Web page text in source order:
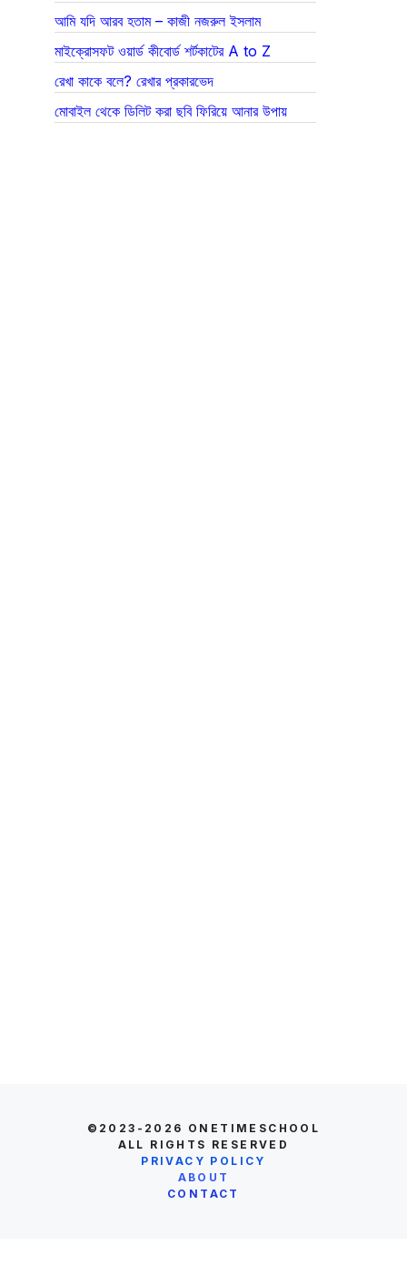
আমি যদি আরব হতাম – কাজী নজরুল ইসলাম
মাইক্রোসফট ওয়ার্ড কীবোর্ড শর্টকাটের A to Z
রেখা কাকে বলে? রেখার প্রকারভেদ
মোবাইল থেকে ডিলিট করা ছবি ফিরিয়ে আনার উপায়
©2023-2026 ONETIMESCHOOL
ALL RIGHTS RESERVED
PRIVACY POLICY
ABOUT
CONTACT